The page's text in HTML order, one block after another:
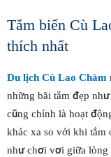
Tắm biển Cù
thích nhất
Du lịch Cù Lao Chàm
những bãi tắm đẹp
cũng chính là hoạt
khác xa so với khi tắm
như chơi vơi giữa lòng